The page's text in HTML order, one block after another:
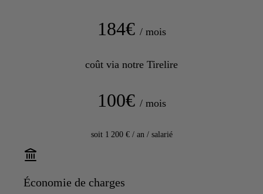
184€ / mois
coût via notre Tirelire
100€ / mois
soit 1 200€ / an / salarié
Économie de charges